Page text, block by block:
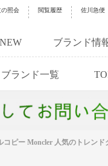
照会 閲覧履歴 佐川急便
NEW ブランド情
ブランド一覧
コピー Moncler 人気のトレン